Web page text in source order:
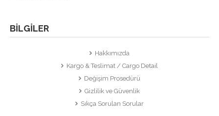
BILGILER
Hakkımızda
Kargo & Teslimat / Cargo Detail
Değişim Prosedürü
Gizlilik ve Güvenlik
Sıkça Sorulan Sorular